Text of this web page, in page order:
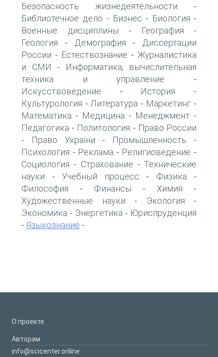
Безопасность жизнедеятельности -
Библиотечное дело - Бизнес - Биология -
Военные дисциплины - География -
Геология - Демография -
Диссертации
России - Естествознание - Журналистика
и СМИ -
Информатика, вычислительная
техника и управление -
Искусствоведение - История -
Культурология - Литература - Маркетинг -
Математика - Медицина - Менеджмент -
Педагогика - Политология - Право России
- Право України - Промышленность -
Психология - Реклама - Религиоведение -
Социология - Страхование - Технические
науки - Учебный процесс - Физика -
Философия - Финансы - Химия -
Художественные науки - Экология -
Экономика - Энергетика - Юриспруденция
- Языкознание -
О проекте
Авторам
info@scicenter.online